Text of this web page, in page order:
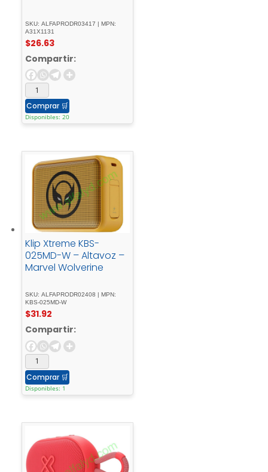
SKU: ALFAPRODR03417 | MPN:
A31X1131
$26.63
Compartir:
Comprar 🛒
Disponibles: 20
Klip Xtreme KBS-
025MD-W – Altavoz –
Marvel Wolverine
SKU: ALFAPRODR02408 | MPN:
KBS-025MD-W
$31.92
Compartir:
Comprar 🛒
Disponibles: 1